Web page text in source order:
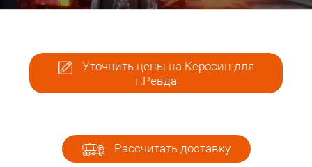
Уточнить цены на Керосин для
г.Ревда
Рассчитать доставку